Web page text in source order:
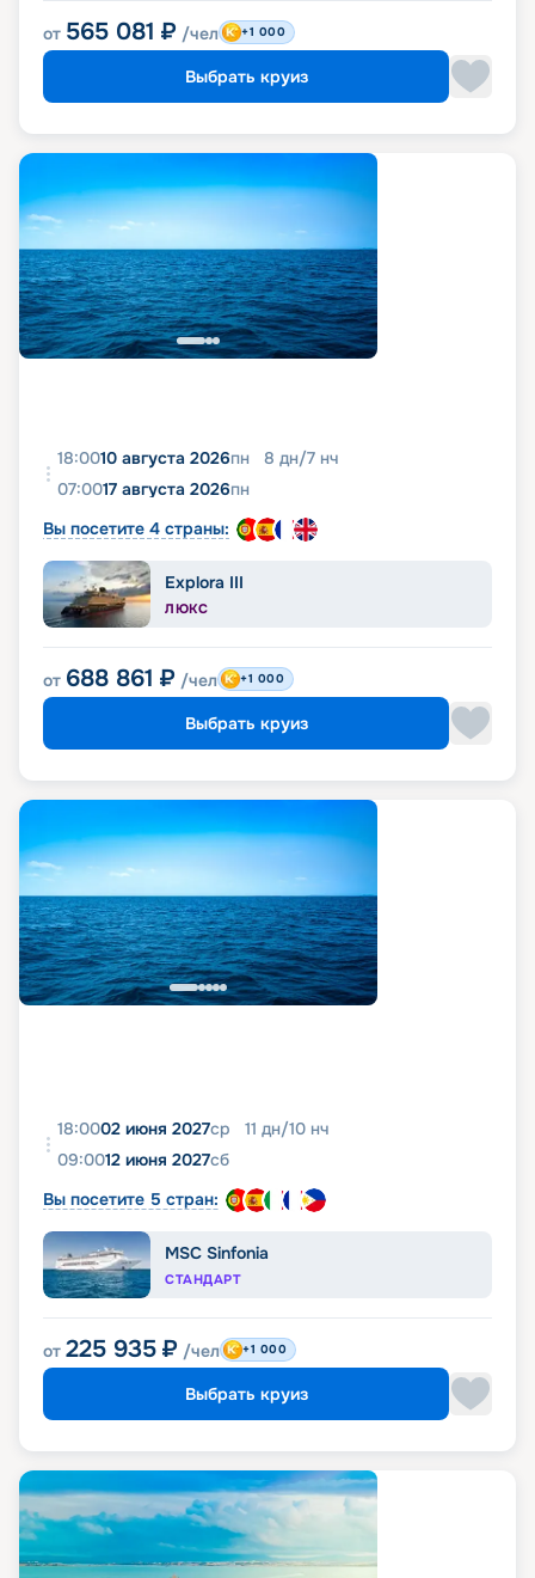
от 565 081 ₽ /чел +1 000
Выбрать круиз
18:0010 августа 2026пн 8 дн/7 нч
07:0017 августа 2026пн
Вы посетите 4 страны:
Explora III
ЛЮКС
от 688 861 ₽ /чел +1 000
Выбрать круиз
18:0002 июня 2027ср 11 дн/10 нч
09:0012 июня 2027сб
Вы посетите 5 стран:
MSC Sinfonia
СТАНДАРТ
от 225 935 ₽ /чел +1 000
Выбрать круиз